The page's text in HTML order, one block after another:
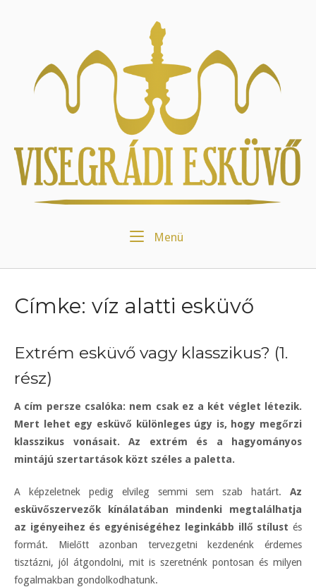
Menü
Címke: víz alatti esküvő
Extrém esküvő vagy klasszikus? (1.
rész)
A cím persze csalóka: nem csak ez a két véglet létezik.
Mert lehet egy esküvő különleges úgy is, hogy megőrzi
klasszikus vonásait. Az extrém és a hagyományos
mintájú szertartások közt széles a paletta.
A képzeletnek pedig elvileg semmi sem szab határt. Az
esküvőszervezők kínálatában mindenki megtalálhatja
az igényeihez és egyéniségéhez leginkább illő stílust és
formát. Mielőtt azonban tervezgetni kezdenénk érdemes
tisztázni, jól átgondolni, mit is szeretnénk pontosan és milyen
fogalmakban gondolkodhatunk.